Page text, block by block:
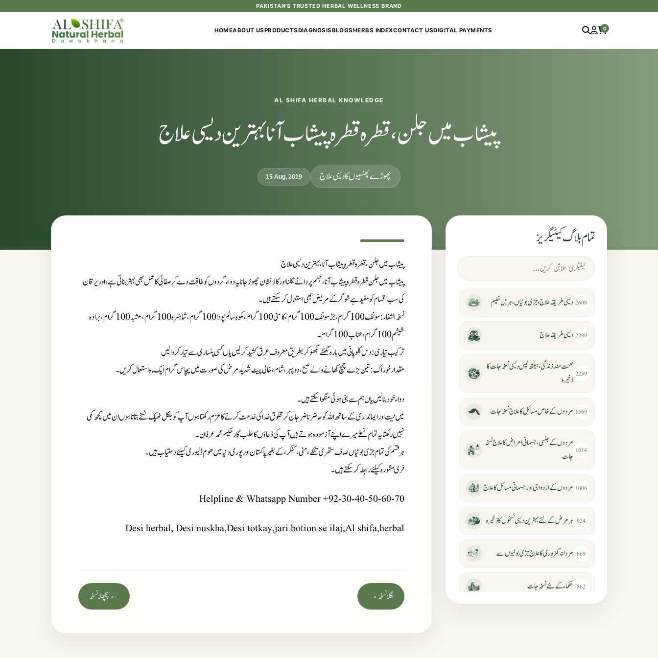
PAKISTAN'S TRUSTED HERBAL WELLNESS BRAND
HOMEABOUT USPRODUCTSDIAGNOSISBLOGSHERBS INDEXCONTACT USDIGITAL PAYMENTS 0
AL SHIFA HERBAL KNOWLEDGE
پیشاب میں جلن، قطرہ قطرہ پیشاب آنا بہترین دیسی علاج
15 Aug, 2019 پھوڑے پھنسیوں کا دیسی علاج
پیشاب میں جلن، قطرہ قطرہ پیشاب آنا، بہترین دیسی علاج
پیشاب میں جلن قطرہ قطرہ پیشاب آنا، جسم پر دانے نکلنا اور کالا نشان چھوڑ جانا یہ دواء گردوں کو طاقت دے کر صفائی کا عمل بھی بہتر بناتی ہے، اور یرقان
کی سب اقسام کو مفید ہے شوگر کے مریض بھی استعمال کر سکتے ہیں۔
نسخہ الشفاء
: سونف 100 گرام، جڑ سونف 100 گرام، کاسنی 100 گرام، مکوہ سالم پودا 100 گرام، شاہترہ 100 گرام، عشبہ 100 گرام، برادہ
شیشم 100 گرام، عناب 100 گرام۔
ترکیب تیاری: دس کلو پانی میں بارہ گھنٹے بگھو کر بطریق معروف عرق کشید کر لیں یاں کسی پنساری سے تیار کروالیں
مقدار خوراک: تین بڑے چمچ کھانے والے صبح، دوپہر، شام، خالی پیٹ شدید مرض کی صورت میں پچاس گرام ایک ماہ استعمال کریں۔
دواء خود بنا لیں یاں ہم سے بنی ہوئی منگوا سکتے ہیں۔
میں نیت اور ایمانداری کے ساتھ اللہ کو حاضر ناضر جان کر مخلوق خدا کی خدمت کرنے کا عزم رکھتا ہوں آپ کو بلکل ٹھیک نسخے بتاتا ہوں ان میں کچھ کمی
نہیں رکھتا یہ تمام نسخے میرے اپنے آزمودہ ہوتے ہیں آپ کی دُعاؤں کا طلب گار حکیم محمد عرفان۔
ہر قسم کی تمام جڑی بوٹیاں صاف ستھری تنکے، مٹی، کنکر، کے بغیر پاکستان اور پوری دنیا میں ھوم ڈلیوری کیلئے دستیاب ہیں ۔
فری مشورہ کیلئے رابطہ کر سکتے ہیں۔
Helpline & Whatsapp Number +92-30-40-50-60-70
Desi herbal, Desi nuskha,Desi totkay,jari botion se ilaj,Al shifa,herbal
← پچھلا نسخہ اگلا نسخہ →
تمام بلاگ کیٹیگریز
2608 دیسی طریقہ علاج، جڑی بوٹیاں، ہربل حکیم
2289 دیسی طریقہ علاج
2239
صحت مند زندگی، ہیلتھ ٹپس دیسی نسخہ جات کا
ذخیرہ
1569 مردوں کے خاص مسائل کا علاج نسخہ جات
1014
مردوں کے جنسی، جسمانی امراض کا علاج نسخہ
جات
1006 مردوں کے ازدواجی اور جسمانی مسائل کا علاج
924 ہر مرض کے لئے بہترین دیسی نسخوں کا ذخیرہ
869 مردانہ کمزوری کا علاج جڑی بوٹیوں سے
862 حکماء کےلئے نسخہ جات